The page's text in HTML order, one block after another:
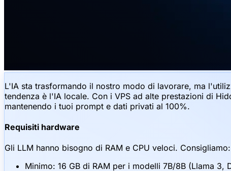
L'IA sta trasformando il nostro modo di lavorare, ma
tendenza è l'IA locale. Con i VPS ad alte prestazioni di
mantenendo i tuoi prompt e dati privati al 100%.
Requisiti hardware
Gli LLM hanno bisogno di RAM e CPU veloci. Consigliamo:
Minimo: 16 GB di RAM per i modelli 7B/8B (Llama 3,